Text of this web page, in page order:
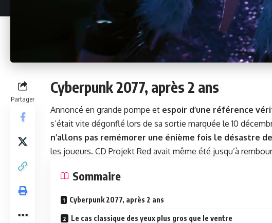
Partager
Cyberpunk 2077, après 2 ans
Annon­cé en grande pompe et espoir d’une référence
s’était vite dégon­flé lors de sa sor­tie mar­quée le 10
n’allons pas remé­mor­er une énième fois le désas­tre
les joueurs. CD Pro­jekt Red avait même été jusqu’à
Som­maire
Cyber­punk 2077, après 2 ans
Le cas clas­sique des yeux plus gros que le ventre